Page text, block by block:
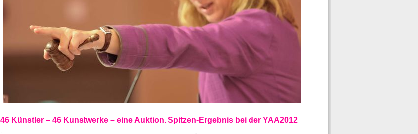
46 Künstler – 46 Kunstwerke – eine Auktion. Spitzen-Ergebnis bei der YAA2012